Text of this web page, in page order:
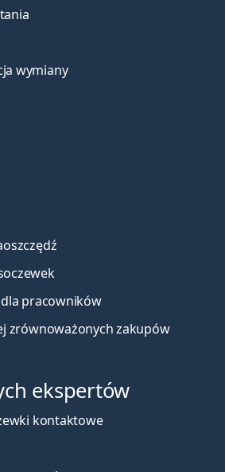
wymiany
pracowników
zrównoważonych zakupów
ekspertów
kontaktowe